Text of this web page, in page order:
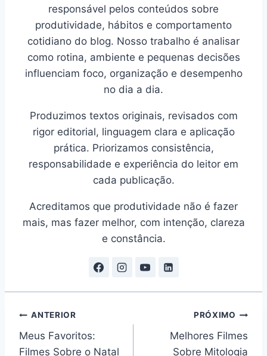
responsável pelos conteúdos sobre
produtividade, hábitos e comportamento
cotidiano do blog. Nosso trabalho é analisar
como rotina, ambiente e pequenas decisões
influenciam foco, organização e desempenho
no dia a dia.
Produzimos textos originais, revisados com
rigor editorial, linguagem clara e aplicação
prática. Priorizamos consistência,
responsabilidade e experiência do leitor em
cada publicação.
Acreditamos que produtividade não é fazer
mais, mas fazer melhor, com intenção, clareza
e constância.
Navegação
de
ANTERIOR
Meus Favoritos:
Filmes Sobre o Natal
PRÓXIMO
Melhores Filmes
Sobre Mitologia